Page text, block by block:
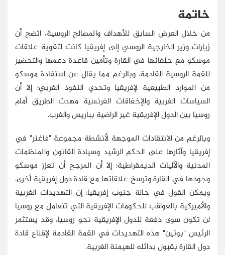
خاتمة
من خلال العرض السابق للأهداف والمصالح الروسية، اتضح أن
زيارات وزير الخارجية الروسي إلى إفريقيا كانت لتقوية علاقات
موسكو مع حلفائها في القارة وتأمين قاعدة دعمها والتحضير
للقمة الروسية القادمة. وبالرغم مما يقال عن استفادة موسكو
من الموارد الطبيعية لإفريقيا وتحدي النفوذ الغربي؛ إلا أن
السياسات الغربية والإخفاقات الفرنسية مهدت الطريق أمام
روسيا بين الدول الإفريقية غير الراضية بباريس والغرب.
وبالرغم من الانتقادات الموجهة لأنشطة مجموعة "فاغنر" في
إفريقيا وآثارها على الحكم الرشيد وسيادة القانون والمنظمات
المدنية والآليات الديمقراطية؛ إلا أن المرجح أن تعزز موسكو
وجودها في القارة وترسخ علاقاتها مع قادة دول إفريقية أخرى.
ويمكن القول في حالة جنوب إفريقيا: إن التهديدات الغربية
والأميركية بالعواقب للحكومات الإفريقية التي تتعامل مع روسيا
لن تكون سوى دفعة للدول الإفريقية نحو روسيا، وقد يستثمر
الرئيس "بوتين" هذه التهديدات في القمة القادمة لإقناع قادة
دول القارة بقبول بدائله للهيمنة الغربية.